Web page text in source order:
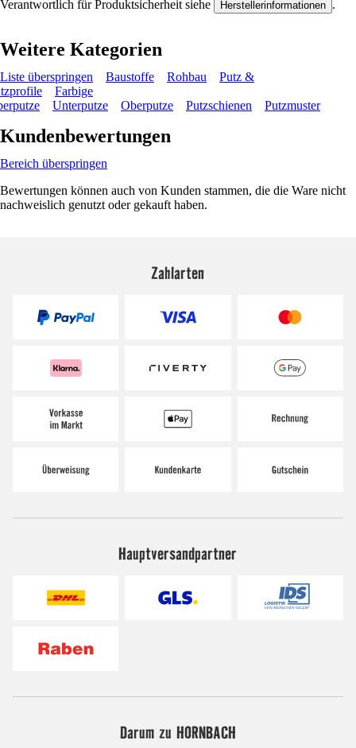
Verantwortlich für Produktsicherheit siehe Herstellerinformationen .
Weitere Kategorien
Liste überspringen Baustoffe Rohbau
Putz &
Farbige
Unterputze Oberputze Putzschienen Putzmuster
Kundenbewertungen
Bereich überspringen
Bewertungen können auch von Kunden stammen, die die Ware nicht
nachweislich genutzt oder gekauft haben.
Zahlarten
Hauptversandpartner
Darum zu HORNBACH